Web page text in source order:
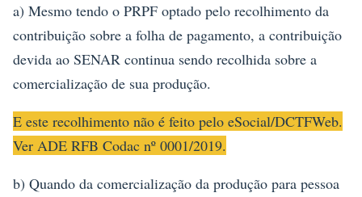
a) Mesmo tendo o PRPF optado pelo recolhimento da
contribuição sobre a folha de pagamento, a contribuição
devida ao SENAR continua sendo recolhida sobre a
comercialização de sua produção.
E este recolhimento não é feito pelo eSocial/DCTFWeb.
Ver ADE RFB Codac nº 0001/2019.
b) Quando da comercialização da produção para pessoa